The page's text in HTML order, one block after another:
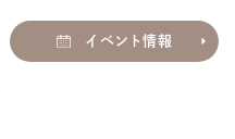
イベント情報